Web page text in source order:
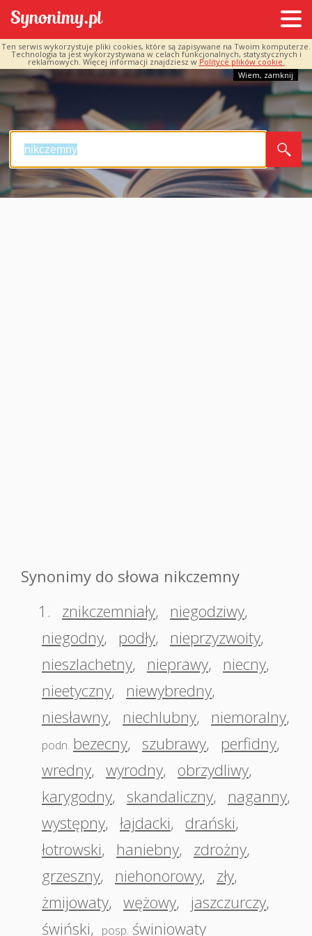
Ten serwis wykorzystuje pliki cookies, które są zapisywane na Twoim komputerze.
Technologia ta jest wykorzystywana w celach funkcjonalnych, statystycznych i
reklamowych. Więcej informacji znajdziesz w Polityce plików cookie.
Wiem, zamknij
Synonimy do słowa nikczemny
1.
znikczemniały, niegodziwy,
niegodny, podły, nieprzyzwoity,
nieszlachetny, nieprawy, niecny,
nieetyczny, niewybredny,
niesławny, niechlubny, niemoralny,
podn. bezecny, szubrawy, perfidny,
wredny, wyrodny, obrzydliwy,
karygodny, skandaliczny, naganny,
występny, łajdacki, drański,
łotrowski, haniebny, zdrożny,
grzeszny, niehonorowy, zły,
żmijowaty, wężowy, jaszczurczy,
świński, posp. świniowaty